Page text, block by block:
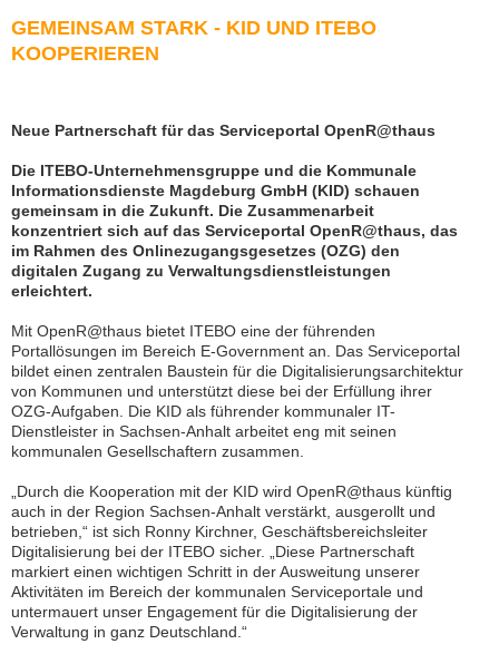
AGB
Support
Kontakt
Kundenzeitschrift
SERVER
Support
Bereich
S
e
v
i
c
e
D
e
s
k
GEMEINSAM STARK - KID UND ITEBO
KOOPERIEREN
Neue Partnerschaft für das Serviceportal OpenR@thaus
Die ITEBO-Unternehmensgruppe und die Kommunale
Informationsdienste Magdeburg GmbH (KID) schauen
gemeinsam in die Zukunft. Die Zusammenarbeit
konzentriert sich auf das Serviceportal OpenR@thaus, das
im Rahmen des Onlinezugangsgesetzes (OZG) den
digitalen Zugang zu Verwaltungsdienstleistungen
erleichtert.
Mit OpenR@thaus bietet ITEBO eine der führenden
Portallösungen im Bereich E-Government an. Das Serviceportal
bildet einen zentralen Baustein für die Digitalisierungsarchitektur
von Kommunen und unterstützt diese bei der Erfüllung ihrer
OZG-Aufgaben. Die KID als führender kommunaler IT-
Dienstleister in Sachsen-Anhalt arbeitet eng mit seinen
kommunalen Gesellschaftern zusammen.
„Durch die Kooperation mit der KID wird OpenR@thaus künftig
auch in der Region Sachsen-Anhalt verstärkt, ausgerollt und
betrieben,“ ist sich Ronny Kirchner, Geschäftsbereichsleiter
Digitalisierung bei der ITEBO sicher. „Diese Partnerschaft
markiert einen wichtigen Schritt in der Ausweitung unserer
Aktivitäten im Bereich der kommunalen Serviceportale und
untermauert unser Engagement für die Digitalisierung der
Verwaltung in ganz Deutschland.“